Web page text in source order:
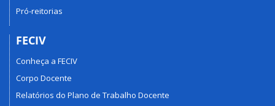
Pró-reitorias
FECIV
Conheça a FECIV
Corpo Docente
Relatórios do Plano de Trabalho Docente